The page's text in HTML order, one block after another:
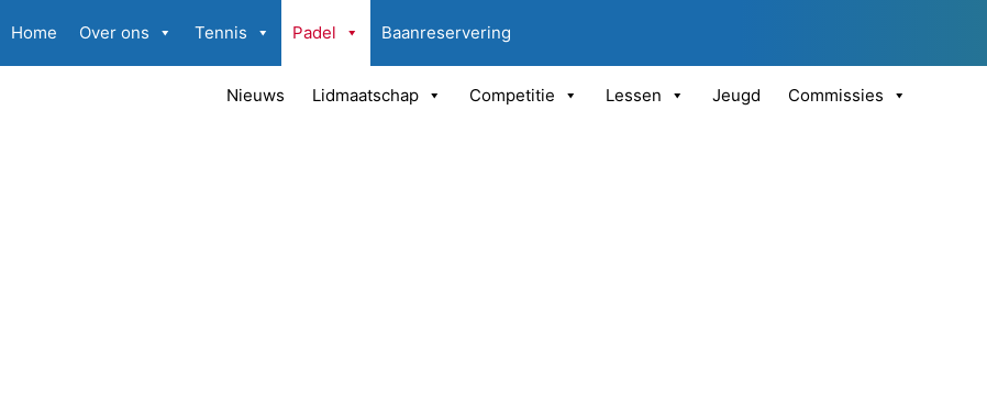
Home Over ons Tennis Padel Baanreservering
Nieuws Lidmaatschap Competitie Lessen Jeugd Commissies